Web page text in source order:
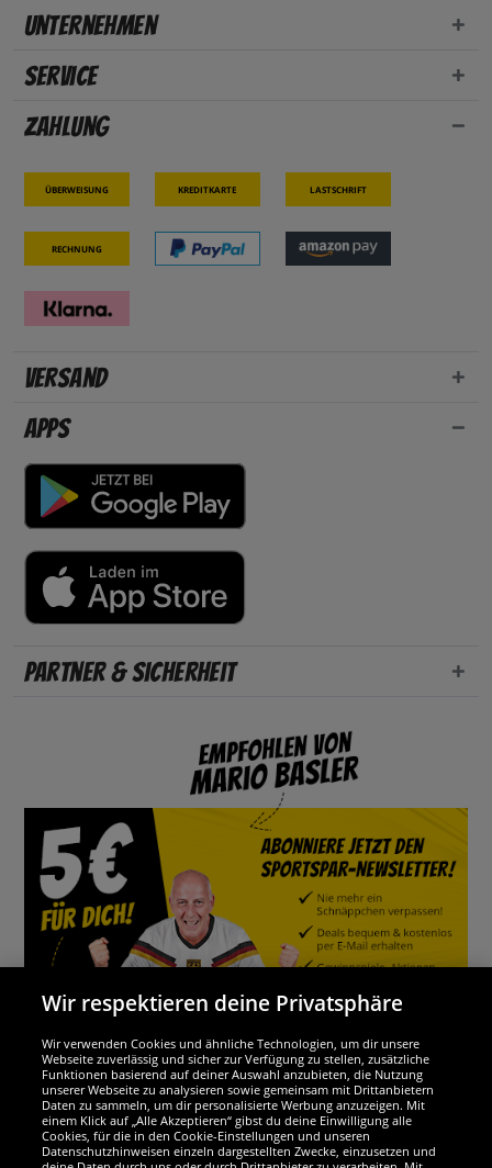
Unternehmen
Service
Zahlung
Überweisung Kreditkarte Lastschrift
Rechnung
Versand
Apps
Partner & Sicherheit
Wir sind ausgezeichnet
Wir respektieren deine Privatsphäre
Wir verwenden Cookies und ähnliche Technologien, um dir unsere
Webseite zuverlässig und sicher zur Verfügung zu stellen, zusätzliche
Funktionen basierend auf deiner Auswahl anzubieten, die Nutzung
unserer Webseite zu analysieren sowie gemeinsam mit Drittanbietern
Daten zu sammeln, um dir personalisierte Werbung anzuzeigen. Mit
einem Klick auf „Alle Akzeptieren“ gibst du deine Einwilligung alle
Cookies, für die in den Cookie-Einstellungen und unseren
Datenschutzhinweisen einzeln dargestellten Zwecke, einzusetzen und